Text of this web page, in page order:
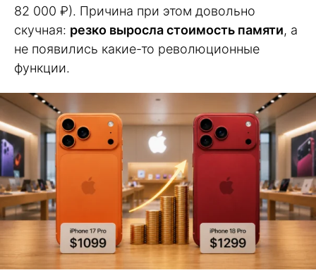
82 000 ₽). Причина при этом довольно
скучная: резко выросла стоимость памяти, а
не появились какие-то революционные
функции.